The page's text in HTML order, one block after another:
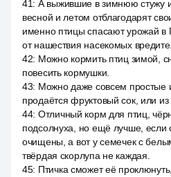
41: А выжившие в зимнюю стужу
весной и летом отблагодарят
именно птицы спасают урожай в
от нашествия насекомых
42: Можно кормить птиц зимой,
повесить кормушки.
43: Можно даже совсем простые
продаётся фруктовый сок, или из
44: Отличный корм для птиц,
подсолнуха, но ещё лучше, если
очищены, а вот у семечек с
твёрдая скорлупа не каждая.
45: Птичка сможет её